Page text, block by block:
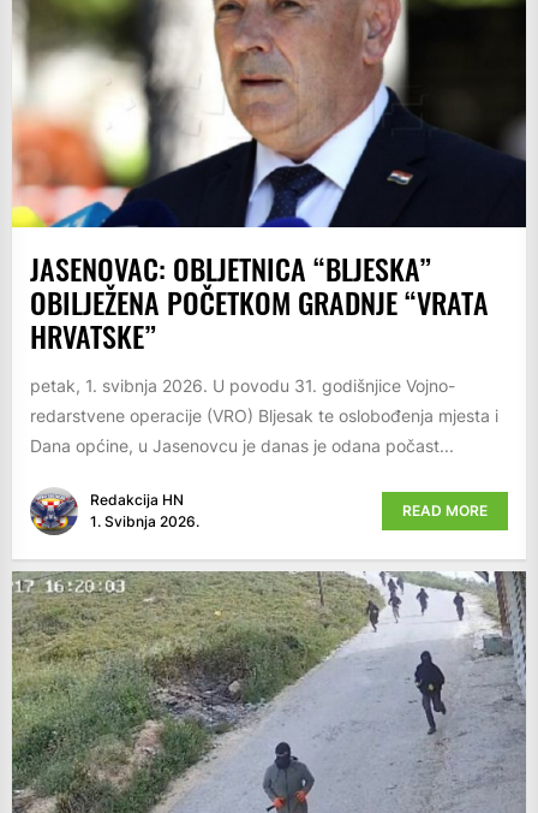
JASENOVAC: OBLJETNICA “BLJESKA”
OBILJEŽENA POČETKOM GRADNJE “VRATA
HRVATSKE”
petak, 1. svibnja 2026. U povodu 31. godišnjice Vojno-
redarstvene operacije (VRO) Bljesak te oslobođenja mjesta i
Dana općine, u Jasenovcu je danas je odana počast...
Redakcija HN
1. Svibnja 2026.
READ MORE